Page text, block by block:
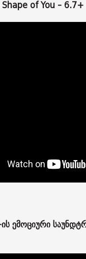
of You -
ემოციური